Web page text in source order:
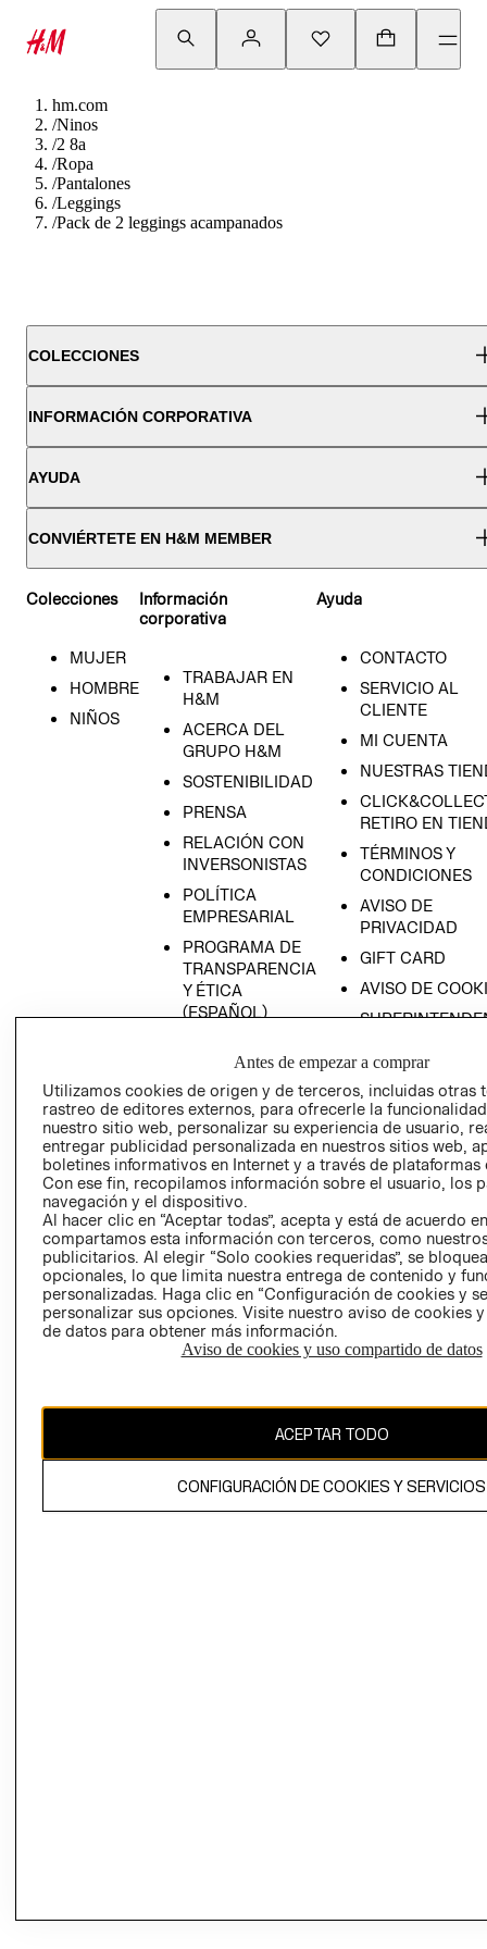
hm.com
/Ninos
/2 8a
/Ropa
/Pantalones
/Leggings
/Pack de 2 leggings acampanados
COLECCIONES
INFORMACIÓN CORPORATIVA
AYUDA
CONVIÉRTETE EN H&M MEMBER
Colecciones
MUJER
HOMBRE
NIÑOS
Información
corporativa
TRABAJAR EN
H&M
ACERCA DEL
GRUPO H&M
SOSTENIBILIDAD
PRENSA
RELACIÓN CON
INVERSONISTAS
POLÍTICA
EMPRESARIAL
PROGRAMA DE
TRANSPARENCIA
Y ÉTICA
(ESPAÑOL)
TRANSPARENCIA
Y ÉTICA (INGLÉS)
Ayuda
CONTACTO
SERVICIO AL
CLIENTE
MI CUENTA
NUESTRAS
RETIRO EN
TÉRMINOS Y
CONDICIONES
AVISO DE
PRIVACIDAD
GIFT CARD
AVISO DE
COMERCIO - SIC
PETICIONES
QUEJAS Y
RECLAMOS
Colombia ($)
CAMBIAR REGIÓN
propiedad de H&M Hennes & Mauritz AB.
Antes de empezar a comprar
Utilizamos cookies de origen y de terceros, incluidas otras
rastreo de editores externos, para ofrecerle la
nuestro sitio web, personalizar su experiencia de usuario,
entregar publicidad personalizada en nuestros sitios web,
boletines informativos en Internet y a través de plataformas
Con ese fin, recopilamos información sobre el usuario, los
navegación y el dispositivo.
Al hacer clic en “Aceptar todas”, acepta y está de acuerdo
compartamos esta información con terceros, como
publicitarios. Al elegir “Solo cookies requeridas”, se
opcionales, lo que limita nuestra entrega de contenido y
personalizadas. Haga clic en “Configuración de cookies y
personalizar sus opciones. Visite nuestro aviso de cookies
de datos para obtener más información.
Aviso de cookies y uso compartido de datos
ACEPTAR TODO
CONFIGURACIÓN DE COOKIES Y SERVICIOS